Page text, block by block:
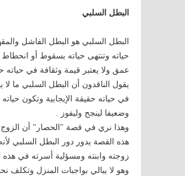
البطل السلبي
البطل السلبي هو البطل الفاشل
حياته وتنتهى حياته بسقوط أو انحطاط
عمق ولا يعتبر قيمة وثقافة في حياته
يقول الناقدون أن البطل السلبي ما لا
في حياته حقيقة الإيجابية وتكون حياته
وضعيفا لينجح وليفوز .
وهذا نري في قصة "الحصار" أن
هذه القصة يدور دور البطل السلبي
زوجته وابنته ومسؤلية أسرته في هذه
وهو لا يبالي بواجبات المنزل وتكلف